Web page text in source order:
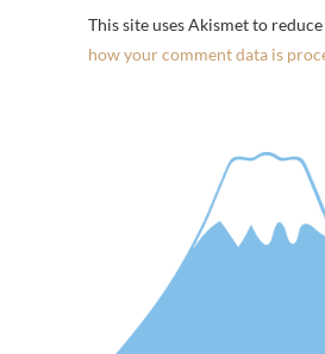
This site uses Akismet to reduce
how your comment data is